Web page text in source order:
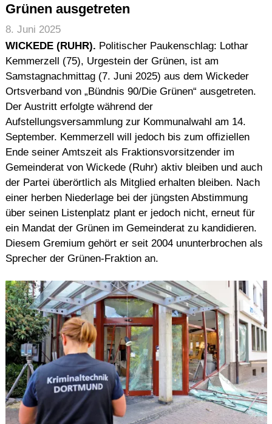
Grünen ausgetreten
8. Juni 2025
WICKEDE (RUHR). Politischer Paukenschlag: Lothar
Kemmerzell (75), Urgestein der Grünen, ist am
Samstagnachmittag (7. Juni 2025) aus dem Wickeder
Ortsverband von „Bündnis 90/Die Grünen“ ausgetreten.
Der Austritt erfolgte während der
Aufstellungsversammlung zur Kommunalwahl am 14.
September. Kemmerzell will jedoch bis zum offiziellen
Ende seiner Amtszeit als Fraktionsvorsitzender im
Gemeinderat von Wickede (Ruhr) aktiv bleiben und auch
der Partei überörtlich als Mitglied erhalten bleiben. Nach
einer herben Niederlage bei der jüngsten Abstimmung
über seinen Listenplatz plant er jedoch nicht, erneut für
ein Mandat der Grünen im Gemeinderat zu kandidieren.
Diesem Gremium gehört er seit 2004 ununterbrochen als
Sprecher der Grünen-Fraktion an.